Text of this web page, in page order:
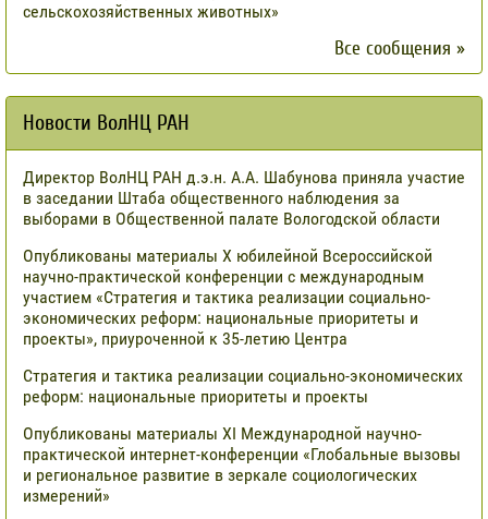
сельскохозяйственных животных»
Все сообщения »
Новости ВолНЦ РАН
Директор ВолНЦ РАН д.э.н. А.А. Шабунова приняла участие
в заседании Штаба общественного наблюдения за
выборами в Общественной палате Вологодской области
Опубликованы материалы X юбилейной Всероссийской
научно-практической конференции с международным
участием «Стратегия и тактика реализации социально-
экономических реформ: национальные приоритеты и
проекты», приуроченной к 35-летию Центра
Стратегия и тактика реализации социально-экономических
реформ: национальные приоритеты и проекты
Опубликованы материалы XI Международной научно-
практической интернет-конференции «Глобальные вызовы
и региональное развитие в зеркале социологических
измерений»